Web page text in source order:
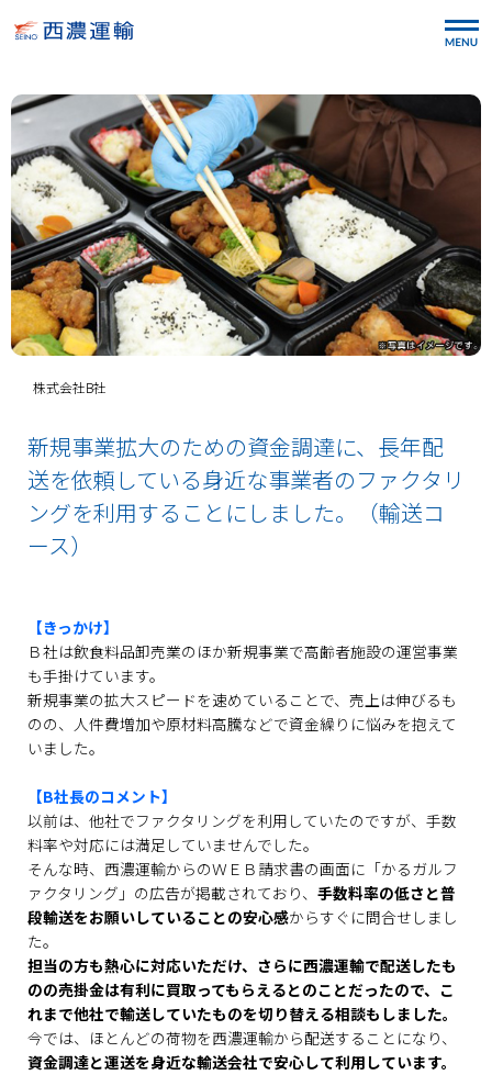
株式会社B社
新規事業拡大のための資金調達に、長年配
送を依頼している身近な事業者のファクタリ
ングを利用することにしました。（輸送コ
ース）
【きっかけ】
Ｂ社は飲食料品卸売業のほか新規事業で高齢者施設の運営事業
も手掛けています。
新規事業の拡大スピードを速めていることで、売上は伸びるも
のの、人件費増加や原材料高騰などで資金繰りに悩みを抱えて
いました。
【B社長のコメント】
以前は、他社でファクタリングを利用していたのですが、手数
料率や対応には満足していませんでした。
そんな時、西濃運輸からのＷＥＢ請求書の画面に「かるガルフ
ァクタリング」の広告が掲載されており、 手数料率の低さと普
段輸送をお願いしていることの安心感からすぐに問合せしまし
た。
担当の方も熱心に対応いただけ、さらに西濃運輸で配送したも
のの売掛金は有利に買取ってもらえるとのことだったので、こ
れまで他社で輸送していたものを切り替える相談もしました。
今では、ほとんどの荷物を西濃運輸から配送することになり、
資金調達と運送を身近な輸送会社で安心して利用しています。